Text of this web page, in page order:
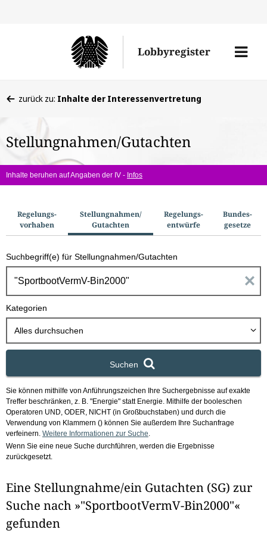
den
Lobbyregister
Menü
befinden
hier:
zurück zu: Inhalte der Interessenvertretung
Stellungnahmen/Gutachten
Inhalte beruhen auf Angaben der IV - Infos
u
c
h
o
Regelungs­
vorhaben
Stellungnahmen/​
Gutachten
Regelungs­
entwürfe
Bundes­
gesetze
Suchbegriff(e) für Stellungnahmen/Gutachten
n
g
a
Kategorien
Alles durchsuchen
Suchen
Sie können mithilfe von Anführungszeichen Ihre Suchergebnisse auf exakte
Treffer beschränken, z. B. "Energie" statt Energie. Mithilfe der booleschen
Operatoren UND, ODER, NICHT (in Großbuchstaben) und durch die
Verwendung von Klammern () können Sie außerdem Ihre Suchanfrage
verfeinern. Weitere Informationen zur Suche
Wenn Sie eine neue Suche durchführen, werden die Ergebnisse
zurückgesetzt.
Eine Stellungnahme/ein Gutachten (SG) zur
Suche nach »"SportbootVermV-Bin2000"«
gefunden